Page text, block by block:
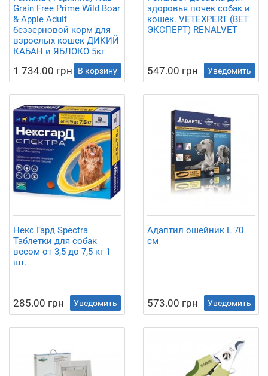
Grain Free Prime Wild Boar
& Apple Adult
беззерновой корм для
взрослых кошек ДИКИЙ
КАБАН и ЯБЛОКО 5кг
1 734.00 грн В корзину
здоровья почек собак и
кошек. VETEXPERT (ВЕТ
ЭКСПЕРТ) RENALVET
547.00 грн Уведомить
Некс Гард Spectra
Таблетки для собак
весом от 3,5 до 7,5 кг 1
шт.
285.00 грн Уведомить
Адаптил ошейник L 70
см
573.00 грн Уведомить